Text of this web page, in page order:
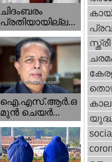
ചിദംബരം
പ്രതിയായില്ല...
ഐ.എസ്.ആര്‍.ഒ
മുന്‍ ചെയര്‍...